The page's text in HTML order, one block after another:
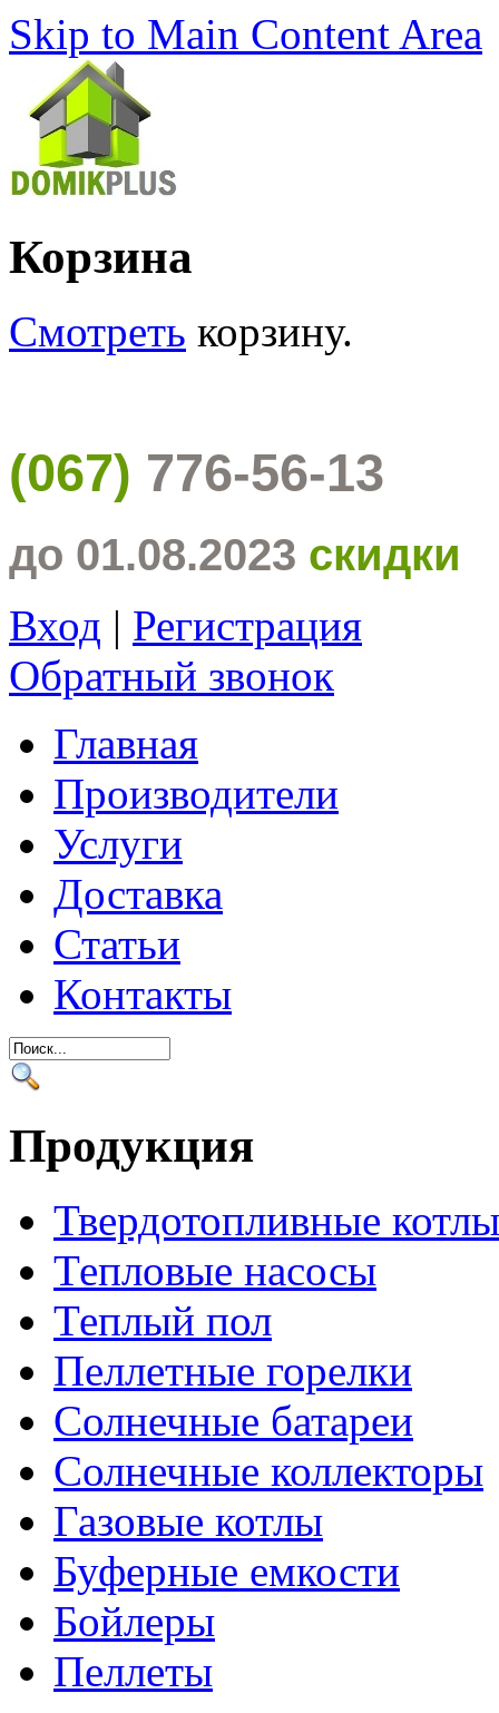
Skip to Main Content Area
Корзина
Смотреть корзину.
(067) 776-56-13
до 01.08.2023 скидки
Вход | Регистрация
Обратный звонок
Главная
Производители
Услуги
Доставка
Статьи
Контакты
Продукция
Твердотопливные котлы
Тепловые насосы
Теплый пол
Пеллетные горелки
Солнечные батареи
Солнечные коллекторы
Газовые котлы
Буферные емкости
Бойлеры
Пеллеты